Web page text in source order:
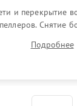
и перекрытие
Снятие
насосу,
Подробнее